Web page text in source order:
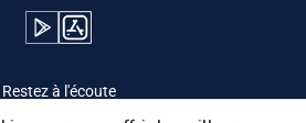
Restez à l'écoute